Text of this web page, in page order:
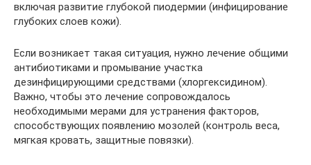
включая развитие глубокой пиодермии (инфицирование
глубоких слоев кожи).
Если возникает такая ситуация, нужно лечение общими
антибиотиками и промывание участка
дезинфицирующими средствами (хлоргексидином).
Важно, чтобы это лечение сопровождалось
необходимыми мерами для устранения факторов,
способствующих появлению мозолей (контроль веса,
мягкая кровать, защитные повязки).